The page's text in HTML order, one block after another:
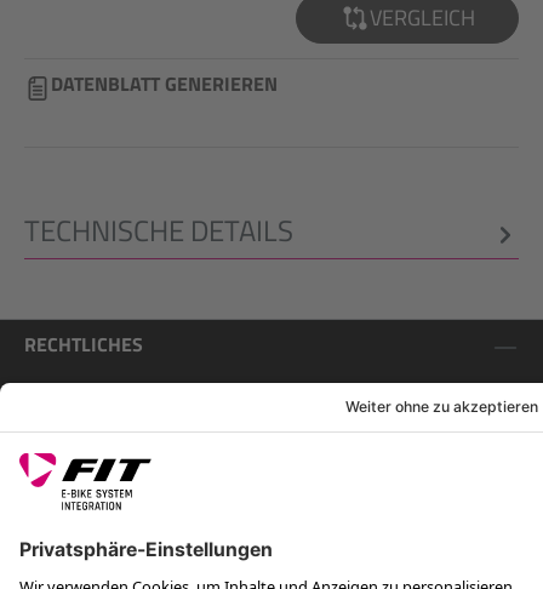
VERGLEICH
DATENBLATT GENERIEREN
TECHNISCHE DETAILS
RECHTLICHES
FOLGE UNS AUF